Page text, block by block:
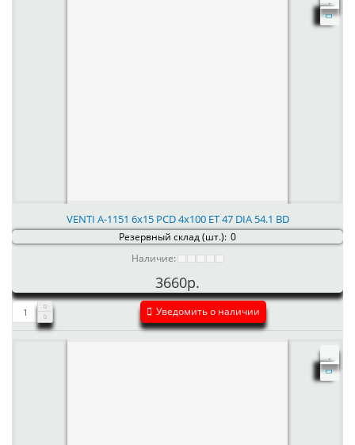
VENTI А-1151 6x15 PCD 4x100 ET 47 DIA 54.1 BD
Резервный склад (шт.): 0
Наличие:
3660р.
Уведомить о наличии